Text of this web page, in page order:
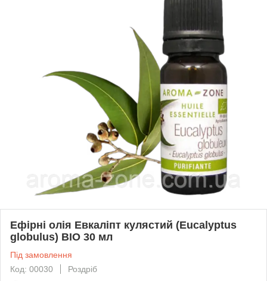
Ефірні олія Евкаліпт кулястий (Eucalyptus
globulus) BIO 30 мл
Під замовлення
Код: 00030
Роздріб